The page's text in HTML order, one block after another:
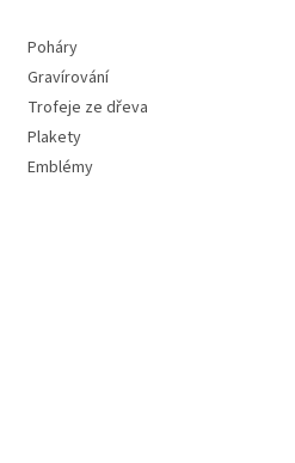
Poháry
Gravírování
Trofeje ze dřeva
Plakety
Emblémy